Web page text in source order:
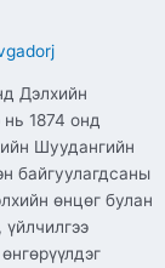
Дэлхийн
1874 онд
Шуудангийн
байгуулагдсаны
өнцөг булан